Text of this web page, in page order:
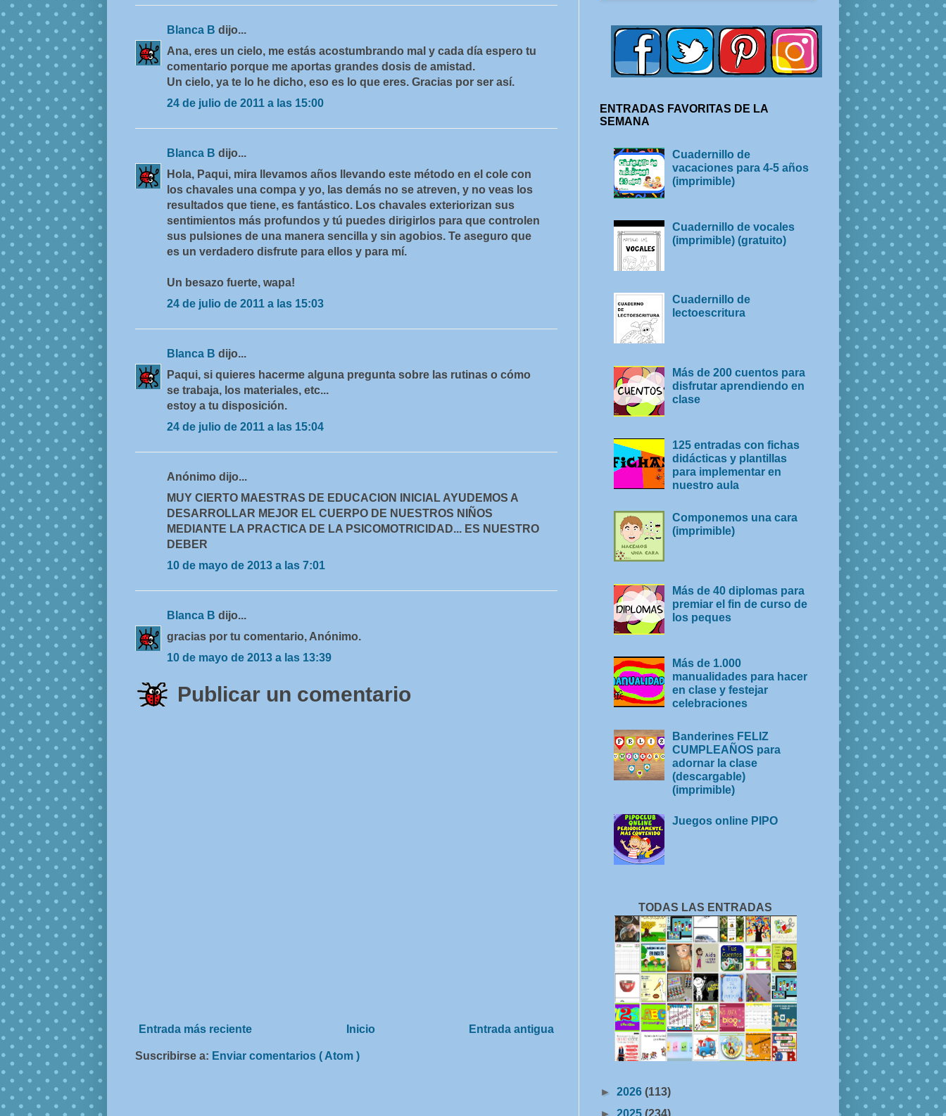
Blanca B dijo...
Ana, eres un cielo, me estás acostumbrando mal y cada día espero tu
comentario porque me aportas grandes dosis de amistad.
Un cielo, ya te lo he dicho, eso es lo que eres. Gracias por ser así.
24 de julio de 2011 a las 15:00
Blanca B dijo...
Hola, Paqui, mira llevamos años llevando este método en el cole con
los chavales una compa y yo, las demás no se atreven, y no veas los
resultados que tiene, es fantástico. Los chavales exteriorizan sus
sentimientos más profundos y tú puedes dirigirlos para que controlen
sus pulsiones de una manera sencilla y sin agobios. Te aseguro que
es un verdadero disfrute para ellos y para mí.
Un besazo fuerte, wapa!
24 de julio de 2011 a las 15:03
Blanca B dijo...
Paqui, si quieres hacerme alguna pregunta sobre las rutinas o cómo
se trabaja, los materiales, etc...
estoy a tu disposición.
24 de julio de 2011 a las 15:04
Anónimo dijo...
MUY CIERTO MAESTRAS DE EDUCACION INICIAL AYUDEMOS A
DESARROLLAR MEJOR EL CUERPO DE NUESTROS NIÑOS
MEDIANTE LA PRACTICA DE LA PSICOMOTRICIDAD... ES NUESTRO
DEBER
10 de mayo de 2013 a las 7:01
Blanca B dijo...
gracias por tu comentario, Anónimo.
10 de mayo de 2013 a las 13:39
Publicar un comentario
Entrada más reciente Entrada antigua
Inicio
Suscribirse a: Enviar comentarios ( Atom )
ENTRADAS FAVORITAS DE LA
SEMANA
Cuadernillo de
vacaciones para 4-5 años
(imprimible)
Cuadernillo de vocales
(imprimible) (gratuito)
Cuadernillo de
lectoescritura
Más de 200 cuentos para
disfrutar aprendiendo en
clase
125 entradas con fichas
didácticas y plantillas
para implementar en
nuestro aula
Componemos una cara
(imprimible)
Más de 40 diplomas para
premiar el fin de curso de
los peques
Más de 1.000
manualidades para hacer
en clase y festejar
celebraciones
Banderines FELIZ
CUMPLEAÑOS para
adornar la clase
(descargable)
(imprimible)
Juegos online PIPO
TODAS LAS ENTRADAS
► 2026 (113)